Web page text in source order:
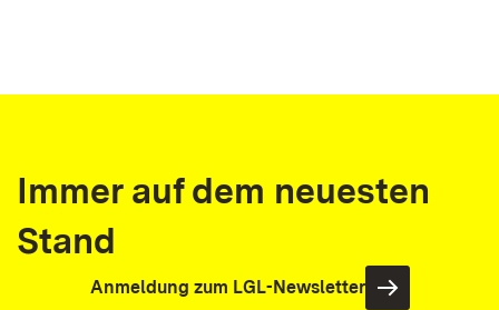
Immer auf dem neuesten
Stand
Anmeldung zum LGL-Newsletter